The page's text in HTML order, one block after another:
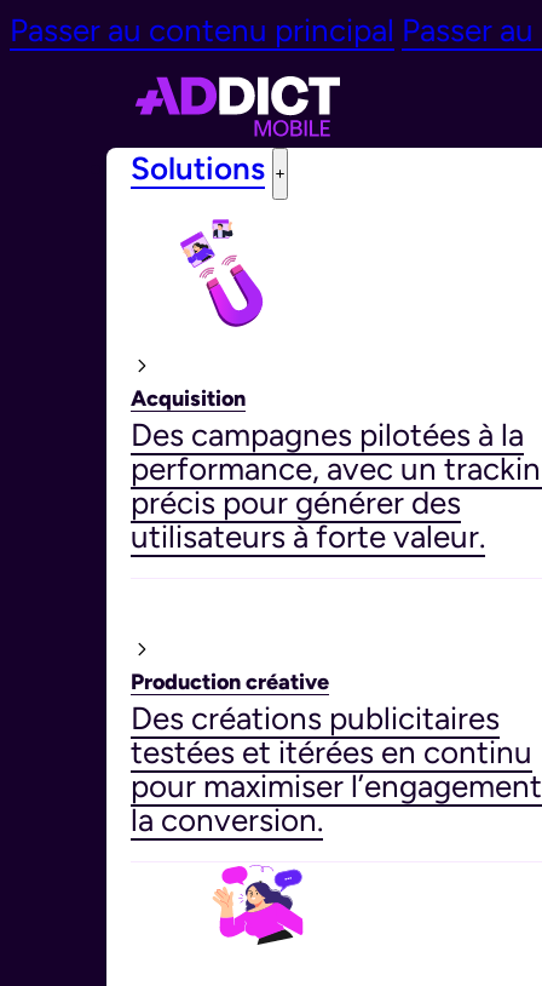
Passer au contenu principal Passer
Solutions
Acquisition
Des campagnes pilotées à la
performance, avec un
précis pour générer des
utilisateurs à forte valeur.
Production créative
Des créations publicitaires
testées et itérées en continu
pour maximiser
la conversion.